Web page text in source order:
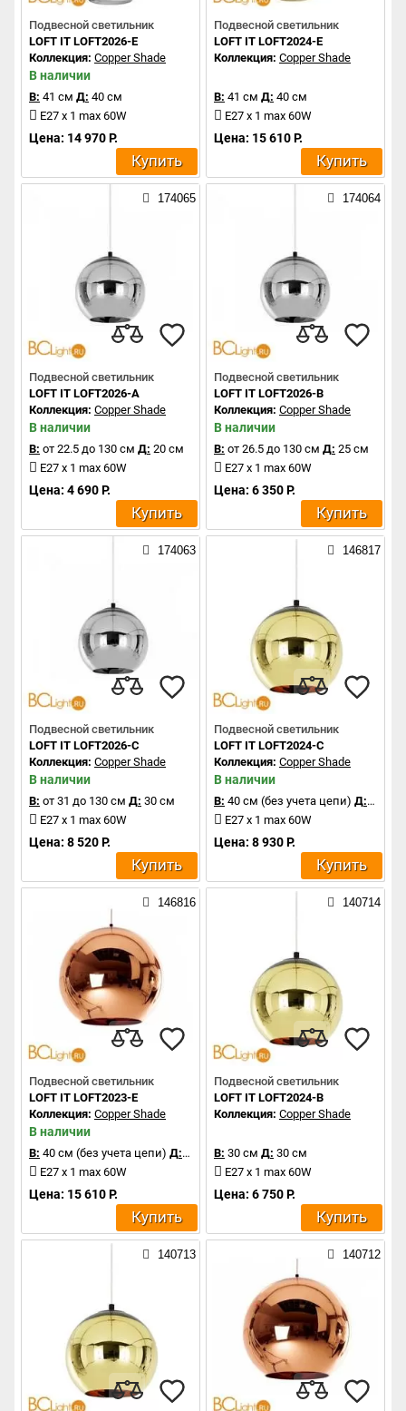
Подвесной светильник
LOFT IT LOFT2026-E
Коллекция: Copper Shade
В наличии
В: 41 см Д: 40 см
E27 x 1 max 60W
Цена: 14 970 Р.
Купить
Подвесной светильник
LOFT IT LOFT2024-E
Коллекция: Copper Shade
В: 41 см Д: 40 см
E27 x 1 max 60W
Цена: 15 610 Р.
Купить
174065
Подвесной светильник
LOFT IT LOFT2026-A
Коллекция: Copper Shade
В наличии
В: от 22.5 до 130 см Д: 20 см
E27 x 1 max 60W
Цена: 4 690 Р.
Купить
174064
Подвесной светильник
LOFT IT LOFT2026-B
Коллекция: Copper Shade
В наличии
В: от 26.5 до 130 см Д: 25 см
E27 x 1 max 60W
Цена: 6 350 Р.
Купить
174063
Подвесной светильник
LOFT IT LOFT2026-C
Коллекция: Copper Shade
В наличии
В: от 31 до 130 см Д: 30 см
E27 x 1 max 60W
Цена: 8 520 Р.
Купить
146817
Подвесной светильник
LOFT IT LOFT2024-C
Коллекция: Copper Shade
В наличии
В: 40 см (без учета цепи) Д:40 см
E27 x 1 max 60W
Цена: 8 930 Р.
Купить
146816
Подвесной светильник
LOFT IT LOFT2023-E
Коллекция: Copper Shade
В наличии
В: 40 см (без учета цепи) Д:40 см
E27 x 1 max 60W
Цена: 15 610 Р.
Купить
140714
Подвесной светильник
LOFT IT LOFT2024-B
Коллекция: Copper Shade
В: 30 см Д: 30 см
E27 x 1 max 60W
Цена: 6 750 Р.
Купить
140713 140712